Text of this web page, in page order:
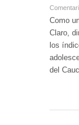
Como
Claro,
los
del